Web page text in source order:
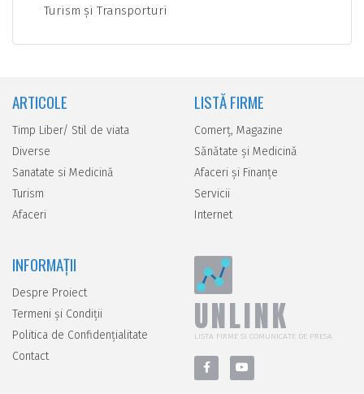
Turism şi Transporturi
ARTICOLE
Timp Liber/ Stil de viata
Diverse
Sanatate si Medicină
Turism
Afaceri
LISTĂ FIRME
Comerţ, Magazine
Sănătate şi Medicină
Afaceri şi Finanţe
Servicii
Internet
INFORMAȚII
Despre Proiect
Termeni și Condiții
Politica de Confidențialitate
Contact
UNLINK
LISTA FIRME SI COMUNICATE DE PRESA